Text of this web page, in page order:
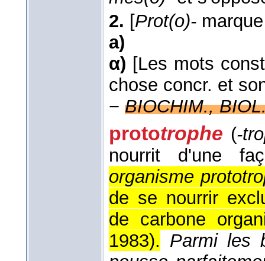
2. [Prot(o)-
a)
α) [Les mots
chose concr. et
− BIOCHIM.,
prototrophe (-
nourrit d'une
organisme
de se nourrir
de carbone
1983). Parmi les